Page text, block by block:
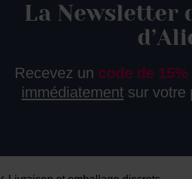
La Newsletter
Recevez un code de
immédiatement sur votre